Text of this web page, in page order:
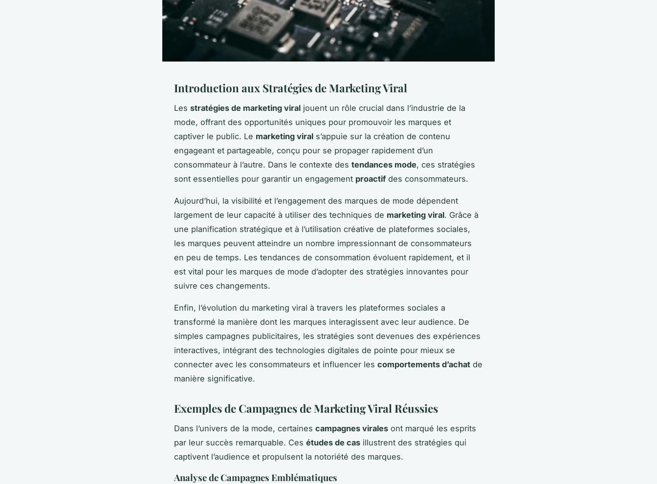
Introduction aux Stratégies de Marketing Viral
Les stratégies de marketing viral jouent un rôle crucial dans l’industrie de la
mode, offrant des opportunités uniques pour promouvoir les marques et
captiver le public. Le marketing viral s’appuie sur la création de contenu
engageant et partageable, conçu pour se propager rapidement d’un
consommateur à l’autre. Dans le contexte des tendances mode, ces stratégies
sont essentielles pour garantir un engagement proactifdes consommateurs.
Aujourd’hui, la visibilité et l’engagement des marques de mode dépendent
largement de leur capacité à utiliser des techniques de marketing viral. Grâce à
une planification stratégique et à l’utilisation créative de plateformes sociales,
les marques peuvent atteindre un nombre impressionnant de consommateurs
en peu de temps. Les tendances de consommation évoluent rapidement, et il
est vital pour les marques de mode d’adopter des stratégies innovantes pour
suivre ces changements.
Enfin, l’évolution du marketing viral à travers les plateformes sociales a
transformé la manière dont les marques interagissent avec leur audience. De
simples campagnes publicitaires, les stratégies sont devenues des expériences
interactives, intégrant des technologies digitales de pointe pour mieux se
connecter avec les consommateurs et influencer les comportements d’achat de
manière significative.
Exemples de Campagnes de Marketing Viral Réussies
Dans l’univers de la mode, certaines campagnes virales ont marqué les esprits
par leur succès remarquable. Ces études de cas illustrent des stratégies qui
captivent l’audience et propulsent la notoriété des marques.
Analyse de Campagnes Emblématiques